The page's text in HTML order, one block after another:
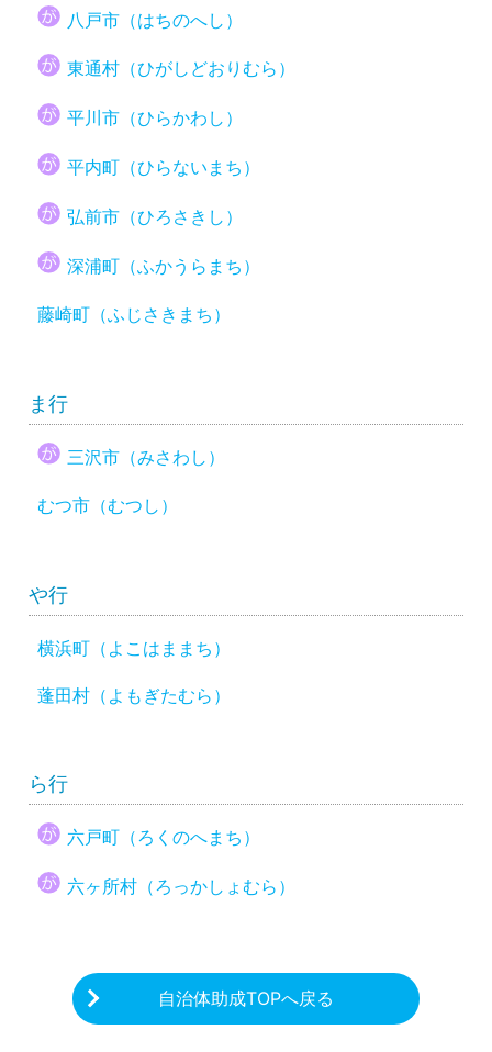
八戸市（はちのへし）
東通村（ひがしどおりむら）
平川市（ひらかわし）
平内町（ひらないまち）
弘前市（ひろさきし）
深浦町（ふかうらまち）
藤崎町（ふじさきまち）
ま行
三沢市（みさわし）
むつ市（むつし）
や行
横浜町（よこはままち）
蓬田村（よもぎたむら）
ら行
六戸町（ろくのへまち）
六ヶ所村（ろっかしょむら）
自治体助成TOPへ戻る